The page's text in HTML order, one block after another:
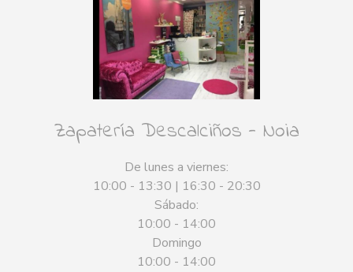
Zapatería Descalciños - Noia
De lunes a viernes:
10:00 - 13:30 | 16:30 - 20:30
Sábado:
10:00 - 14:00
Domingo
10:00 - 14:00